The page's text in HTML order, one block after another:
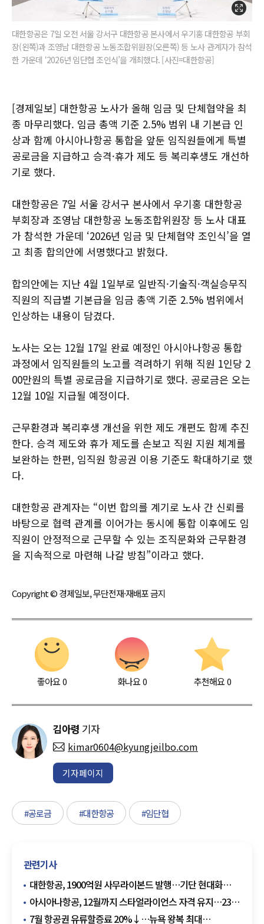
대한항공은 7일 오전 서울 강서구 대한항공 본사에서 우기홍 대한항공 부회
장(왼쪽)과 조영남 대한항공 노동조합위원장(오른쪽) 등 노사 관계자가 참석
한 가운데 ‘2026년 임단협 조인식’을 개최했다. [사진=대한항공]
[경제일보] 대한항공 노사가 올해 임금 및 단체협약을 최
종 마무리했다. 임금 총액 기준 2.5% 범위 내 기본급 인
상과 함께 아시아나항공 통합을 앞둔 임직원들에게 특별
공로금을 지급하고 승격·휴가 제도 등 복리후생도 개선하
기로 했다.
대한항공은 7일 서울 강서구 본사에서 우기홍 대한항공
부회장과 조영남 대한항공 노동조합위원장 등 노사 대표
가 참석한 가운데 ‘2026년 임금 및 단체협약 조인식’을 열
고 최종 합의안에 서명했다고 밝혔다.
합의안에는 지난 4월 1일부로 일반직·기술직·객실승무직
직원의 직급별 기본급을 임금 총액 기준 2.5% 범위에서
인상하는 내용이 담겼다.
노사는 오는 12월 17일 완료 예정인 아시아나항공 통합
과정에서 임직원들의 노고를 격려하기 위해 직원 1인당 2
00만원의 특별 공로금을 지급하기로 했다. 공로금은 오는
12월 10일 지급될 예정이다.
근무환경과 복리후생 개선을 위한 제도 개편도 함께 추진
한다. 승격 제도와 휴가 제도를 손보고 직원 지원 체계를
보완하는 한편, 임직원 항공권 이용 기준도 확대하기로 했
다.
대한항공 관계자는 “이번 합의를 계기로 노사 간 신뢰를
바탕으로 협력 관계를 이어가는 동시에 통합 이후에도 임
직원이 안정적으로 근무할 수 있는 조직문화와 근무환경
을 지속적으로 마련해 나갈 방침”이라고 했다.
Copyright © 경제일보, 무단전재·재배포 금지
좋아요0 화나요0 추천해요 0
김아령 기자
kimar0604@kyungjeilbo.com
기자페이지
#공로금 #대한항공 #임단협
관련기사
대한항공, 1900억원 사무라이본드 발행…기단 현대화
자금 확보
아시아나항공, 12월까지 스타얼라이언스 자격 유지…23년
동맹 마침표
7월 항공권 유류할증료 20%↓…뉴욕 왕복 최대